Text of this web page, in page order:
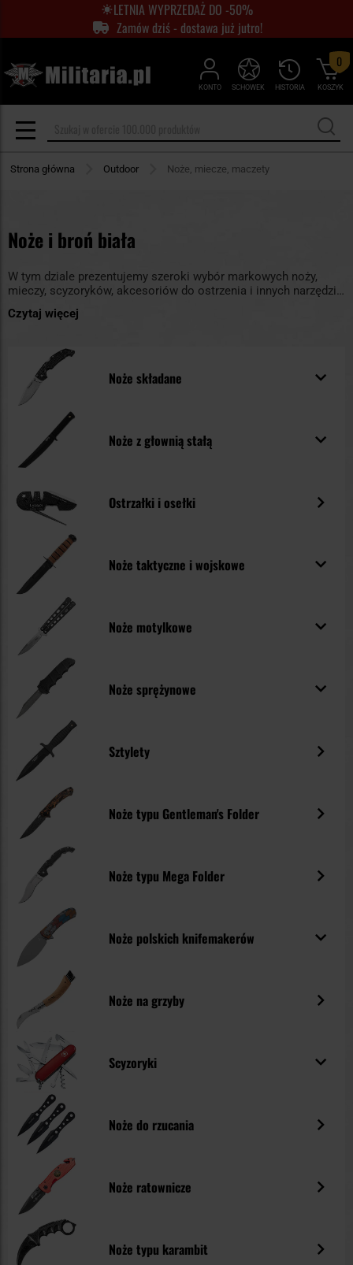
LETNIA WYPRZEDAŻ DO -50%
Zamów dziś - dostawa już jutro!
KONTO HISTORIA
SCHOWEK KOSZYK
0
Strona główna Outdoor Noże, miecze, maczety
Noże i broń biała
W tym dziale prezentujemy szeroki wybór markowych noży,
mieczy, scyzoryków, akcesoriów do ostrzenia i innych narzędzi
biwakowania w lesie, jak i na co dzień np. w pracy.
zróżnicowanie cen sprawiają, że w naszym sklepie każdy
znajdzie coś dla siebie.
Czytaj więcej
Noże składane
Noże z głownią stałą
Ostrzałki i osełki
Noże taktyczne i wojskowe
Noże motylkowe
Noże sprężynowe
Sztylety
Noże typu Gentleman's Folder
Noże typu Mega Folder
Noże polskich knifemakerów
Noże na grzyby
Scyzoryki
Noże do rzucania
Noże ratownicze
Noże typu karambit